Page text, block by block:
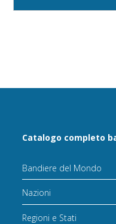
Catalogo completo
Bandiere del Mondo
Nazioni
Regioni e Stati